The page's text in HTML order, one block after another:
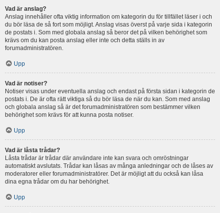
Vad är anslag?
Anslag innehåller ofta viktig information om kategorin du för tillfället läser i och
du bör läsa de så fort som möjligt. Anslag visas överst på varje sida i kategorin
de postats i. Som med globala anslag så beror det på vilken behörighet som
krävs om du kan posta anslag eller inte och detta ställs in av
forumadministratören.
Upp
Vad är notiser?
Notiser visas under eventuella anslag och endast på första sidan i kategorin de
postats i. De är ofta rätt viktiga så du bör läsa de när du kan. Som med anslag
och globala anslag så är det forumadministratören som bestämmer vilken
behörighet som krävs för att kunna posta notiser.
Upp
Vad är låsta trådar?
Låsta trådar är trådar där användare inte kan svara och omröstningar
automatiskt avslutats. Trådar kan låsas av många anledningar och de låses av
moderatorer eller forumadministratörer. Det är möjligt att du också kan låsa
dina egna trådar om du har behörighet.
Upp